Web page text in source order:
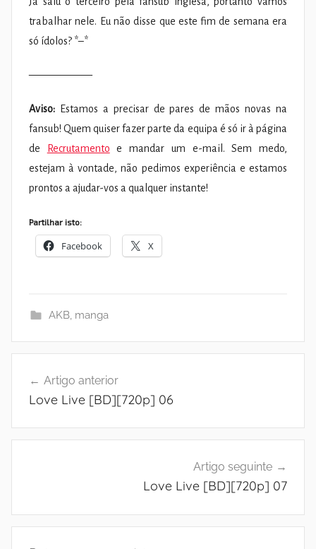
trabalhar nele. Eu não disse que este fim de semana era
só ídolos? *–*
——————
Aviso: Estamos a precisar de pares de mãos novas na
fansub! Quem quiser fazer parte da equipa é só ir à página
de
Recrutamento e mandar um e-mail. Sem medo,
estejam à vontade, não pedimos experiência e estamos
prontos a ajudar-vos a qualquer instante!
Partilhar isto:
Facebook X
AKB, manga
de
Artigo anterior
Love Live [BD][720p] 06
Artigo seguinte
Love Live [BD][720p] 07